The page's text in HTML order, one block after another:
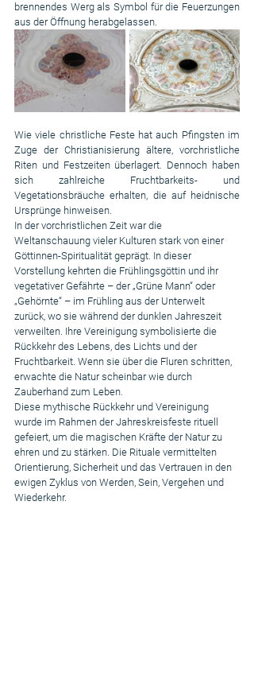
brennendes Werg als Symbol für die Feuerzungen
aus der Öffnung herabgelassen.
Wie viele christliche Feste hat auch Pfingsten im
Zuge der Christianisierung ältere, vorchristliche
Riten und Festzeiten überlagert. Dennoch haben
sich zahlreiche Fruchtbarkeits- und
Vegetationsbräuche erhalten, die auf heidnische
Ursprünge hinweisen.
In der vorchristlichen Zeit war die
Weltanschauung vieler Kulturen stark von einer
Göttinnen-Spiritualität geprägt. In dieser
Vorstellung kehrten die Frühlingsgöttin und ihr
vegetativer Gefährte – der „Grüne Mann“ oder
„Gehörnte“ – im Frühling aus der Unterwelt
zurück, wo sie während der dunklen Jahreszeit
verweilten. Ihre Vereinigung symbolisierte die
Rückkehr des Lebens, des Lichts und der
Fruchtbarkeit. Wenn sie über die Fluren schritten,
erwachte die Natur scheinbar wie durch
Zauberhand zum Leben.
Diese mythische Rückkehr und Vereinigung
wurde im Rahmen der Jahreskreisfeste rituell
gefeiert, um die magischen Kräfte der Natur zu
ehren und zu stärken. Die Rituale vermittelten
Orientierung, Sicherheit und das Vertrauen in den
ewigen Zyklus von Werden, Sein, Vergehen und
Wiederkehr.